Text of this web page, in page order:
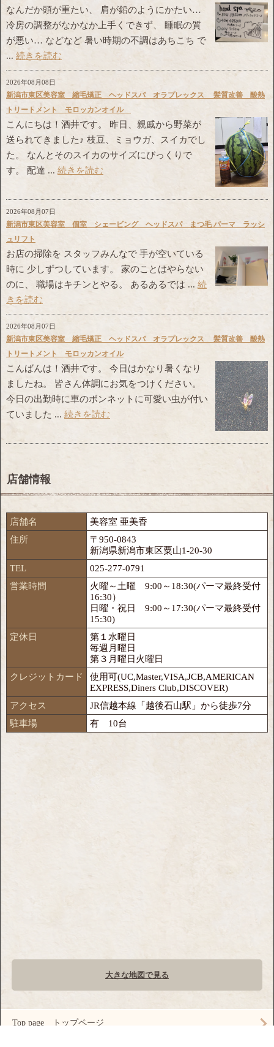
なんだか頭が重たい、 肩が鉛のようにかたい…
冷房の調整がなかなか上手くできず、 睡眠の質
が悪い… などなど 暑い時期の不調はあちこち で
... 続きを読む
2026年08月08日
新潟市東区美容室 縮毛矯正 ヘッドスパ オラプレックス 髪質改善 酸熱
トリートメント モロッカンオイル
こんにちは！酒井です。 昨日、親戚から野菜が
送られてきました♪ 枝豆、ミョウガ、スイカでし
た。 なんとそのスイカのサイズにびっくりで
す。 配達 ... 続きを読む
2026年08月07日
新潟市東区美容室 個室 シェービング ヘッドスパ まつ毛 パーマ ラッシ
ュリフト
お店の掃除を スタッフみんなで 手が空いている
時に 少しずつしています。 家のことはやらない
のに、 職場はキチンとやる。 あるあるでは ... 続
きを読む
2026年08月07日
新潟市東区美容室 縮毛矯正 ヘッドスパ オラプレックス 髪質改善 酸熱
トリートメント モロッカンオイル
こんばんは！酒井です。 今日はかなり暑くなり
ましたね。 皆さん体調にお気をつけください。
今日の出勤時に車のボンネットに可愛い虫が付い
ていました ... 続きを読む
店舗情報
店舗名
美容室 亜美香
住所
〒950-0843
新潟県新潟市東区粟山1-20-30
TEL
025-277-0791
営業時間
火曜～土曜 9:00～18:30(パーマ最終受付
16:30）
日曜・祝日 9:00～17:30(パーマ最終受付
15:30)
定休日
第１水曜日
毎週月曜日
第３月曜日火曜日
クレジットカード
使用可(UC,Master,VISA,JCB,AMERICAN
EXPRESS,Diners Club,DISCOVER)
アクセス
JR信越本線「越後石山駅」から徒歩7分
駐車場
有 10台
大きな地図で見る
Top page トップページ